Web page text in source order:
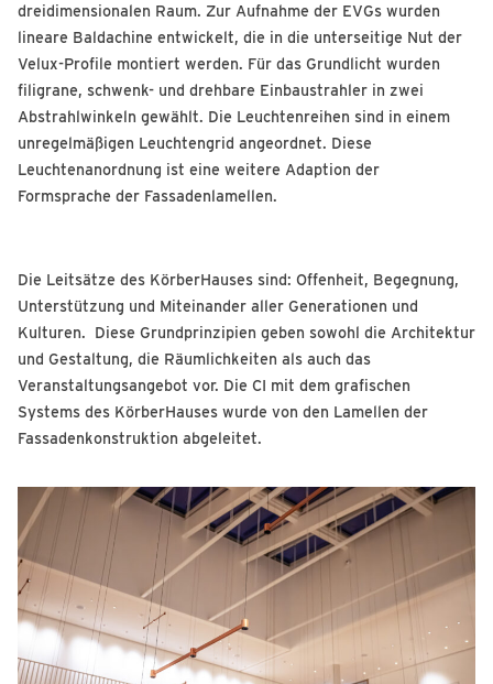
dreidimensionalen Raum. Zur Aufnahme der EVGs wurden
lineare Baldachine entwickelt, die in die unterseitige Nut der
Velux-Profile montiert werden. Für das Grundlicht wurden
filigrane, schwenk- und drehbare Einbaustrahler in zwei
Abstrahlwinkeln gewählt. Die Leuchtenreihen sind in einem
unregelmäßigen Leuchtengrid angeordnet. Diese
Leuchtenanordnung ist eine weitere Adaption der
Formsprache der Fassadenlamellen.
Die Leitsätze des KörberHauses sind: Offenheit, Begegnung,
Unterstützung und Miteinander aller Generationen und
Kulturen. Diese Grundprinzipien geben sowohl die Architektur
und Gestaltung, die Räumlichkeiten als auch das
Veranstaltungsangebot vor. Die CI mit dem grafischen
Systems des KörberHauses wurde von den Lamellen der
Fassadenkonstruktion abgeleitet.